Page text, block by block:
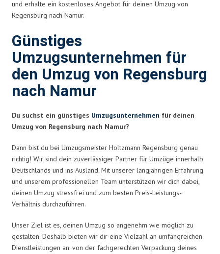
und erhalte ein kostenloses Angebot für deinen Umzug von
Regensburg nach Namur.
Günstiges
Umzugsunternehmen für
den Umzug von Regensburg
nach Namur
Du suchst ein günstiges Umzugsunternehmen für deinen
Umzug von Regensburg nach Namur?
Dann bist du bei Umzugsmeister Holtzmann Regensburg genau
richtig! Wir sind dein zuverlässiger Partner für Umzüge innerhalb
Deutschlands und ins Ausland. Mit unserer langjährigen Erfahrung
und unserem professionellen Team unterstützen wir dich dabei,
deinen Umzug stressfrei und zum besten Preis-Leistungs-
Verhältnis durchzuführen.
Unser Ziel ist es, deinen Umzug so angenehm wie möglich zu
gestalten. Deshalb bieten wir dir eine Vielzahl an umfangreichen
Dienstleistungen an: von der fachgerechten Verpackung deines